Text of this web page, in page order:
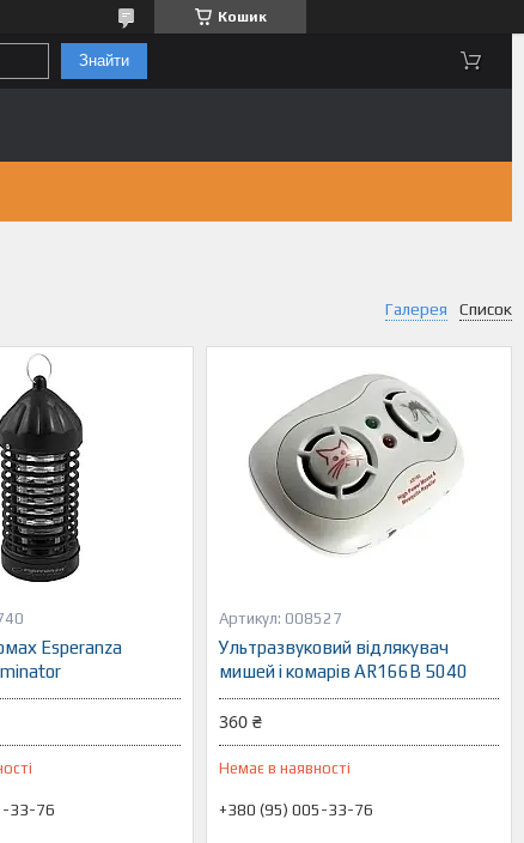
Кошик
Знайти
Галерея Список
Esperanza
33-76
008527
Ультразвуковий відлякувач
мишей і комарів AR166B 5040
360 ₴
Немає в наявності
+380 (95) 005-33-76